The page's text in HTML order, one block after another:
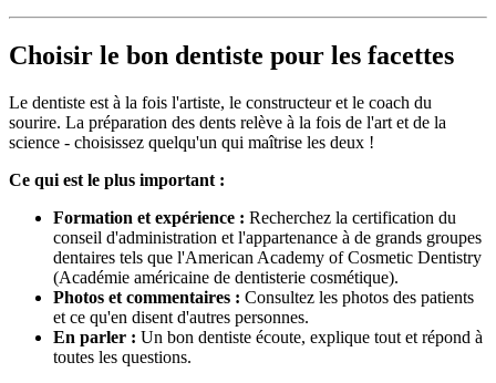
Choisir le bon dentiste pour les facettes
Le dentiste est à la fois l'artiste, le constructeur et le coach du
sourire. La préparation des dents relève à la fois de l'art et de la
science - choisissez quelqu'un qui maîtrise les deux !
Ce qui est le plus important :
Formation et expérience : Recherchez la certification du
conseil d'administration et l'appartenance à de grands groupes
dentaires tels que l'American Academy of Cosmetic Dentistry
(Académie américaine de dentisterie cosmétique).
Photos et commentaires : Consultez les photos des patients
et ce qu'en disent d'autres personnes.
En parler : Un bon dentiste écoute, explique tout et répond à
toutes les questions.